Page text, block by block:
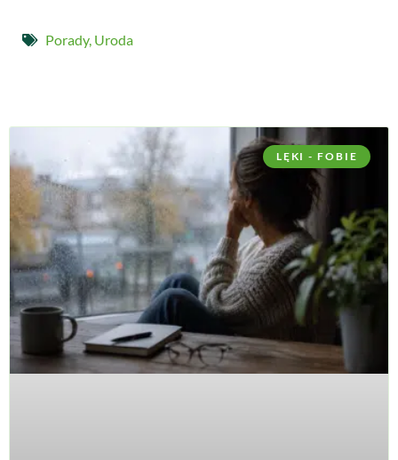
Porady, Uroda
LĘKI - FOBIE